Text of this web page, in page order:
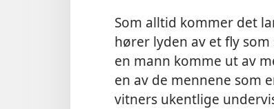
Som alltid kommer det
hører lyden av et fly
en mann komme ut av
en av de mennene som
vitners ukentlige